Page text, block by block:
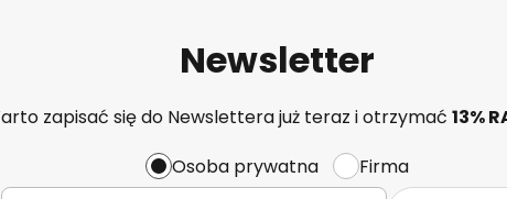
Newsletter
zapisać się do Newslettera już teraz i otrzymać 13%
Osoba prywatna
Firma